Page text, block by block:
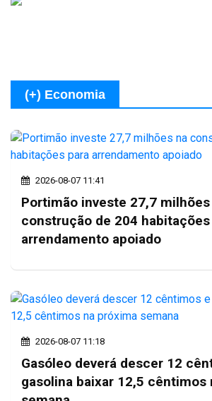
(+) Economia
2026-08-07 11:41
Portimão investe 27,7 milhões
construção de 204 habitações
arrendamento apoiado
2026-08-07 11:18
Gasóleo deverá descer 12
gasolina baixar 12,5 cêntimos